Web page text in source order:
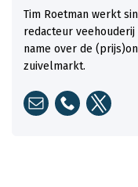
Tim Roetman werkt
redacteur
name over de
zuivelmarkt.